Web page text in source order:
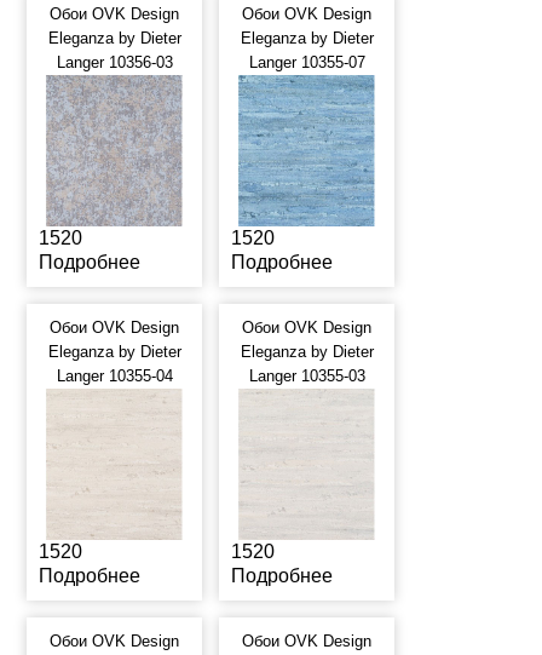
Обои OVK Design
Eleganza by Dieter
Langer 10356-03
1520
Подробнее
Обои OVK Design
Eleganza by Dieter
Langer 10355-07
1520
Подробнее
Обои OVK Design
Eleganza by Dieter
Langer 10355-04
1520
Подробнее
Обои OVK Design
Eleganza by Dieter
Langer 10355-03
1520
Подробнее
Обои OVK Design
Обои OVK Design